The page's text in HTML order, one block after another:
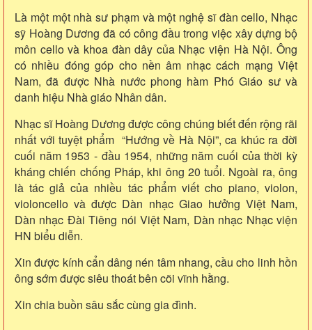
Là một một nhà sư phạm và một nghệ sĩ đàn cello, Nhạc
sỹ Hoàng Dương đã có công đầu trong việc xây dựng bộ
môn cello và khoa đàn dây của Nhạc viện Hà Nội. Ông
có nhiều đóng góp cho nền âm nhạc cách mạng Việt
Nam, đã được Nhà nước phong hàm Phó Giáo sư và
danh hiệu Nhà giáo Nhân dân.
Nhạc sĩ Hoàng Dương được công chúng biết đến rộng rãi
nhất với tuyệt phẩm “Hướng về Hà Nội”, ca khúc ra đời
cuối năm 1953 - đầu 1954, những năm cuối của thời kỳ
kháng chiến chống Pháp, khi ông 20 tuổi. Ngoài ra, ông
là tác giả của nhiều tác phẩm viết cho piano, violon,
violoncello và được Dàn nhạc Giao hưởng Việt Nam,
Dàn nhạc Đài Tiêng nói Việt Nam, Dàn nhạc Nhạc viện
HN biểu diễn.
Xin được kính cẩn dâng nén tâm nhang, cầu cho linh hồn
ông sớm được siêu thoát bên cõi vĩnh hằng.
Xin chia buồn sâu sắc cùng gia đình.